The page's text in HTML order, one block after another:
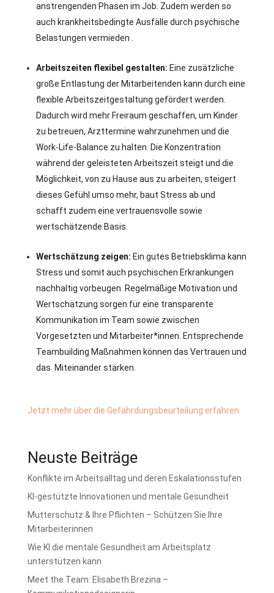
anstrengenden Phasen im Job. Zudem werden so
auch krankheitsbedingte Ausfälle durch psychische
Belastungen vermieden .
Arbeitszeiten flexibel gestalten: Eine zusätzliche
große Entlastung der Mitarbeitenden kann durch eine
flexible Arbeitszeitgestaltung gefördert werden.
Dadurch wird mehr Freiraum geschaffen, um Kinder
zu betreuen, Arzttermine wahrzunehmen und die
Work-Life-Balance zu halten. Die Konzentration
während der geleisteten Arbeitszeit steigt und die
Möglichkeit, von zu Hause aus zu arbeiten, steigert
dieses Gefühl umso mehr, baut Stress ab und
schafft zudem eine vertrauensvolle sowie
wertschätzende Basis.
Wertschätzung zeigen: Ein gutes Betriebsklima kann
Stress und somit auch psychischen Erkrankungen
nachhaltig vorbeugen. Regelmäßige Motivation und
Wertschätzung sorgen für eine transparente
Kommunikation im Team sowie zwischen
Vorgesetzten und Mitarbeiter*innen. Entsprechende
Teambuilding Maßnahmen können das Vertrauen und
das Miteinander stärken.
Jetzt mehr über die Gefährdungsbeurteilung erfahren
Neuste Beiträge
Konflikte im Arbeitsalltag und deren Eskalationsstufen
KI-gestützte Innovationen und mentale Gesundheit
Mutterschutz & Ihre Pflichten – Schützen Sie Ihre
Mitarbeiterinnen
Wie KI die mentale Gesundheit am Arbeitsplatz
unterstützen kann
Meet the Team: Elisabeth Brezina –